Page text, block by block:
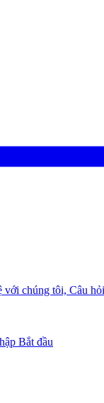
với chúng tôi, Câu
Bắt đầu